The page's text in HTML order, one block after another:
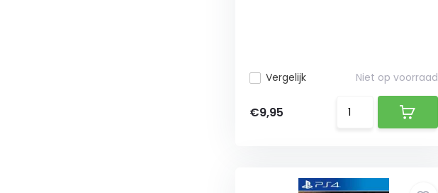
Vergelijk Niet op voorraad
€9,95